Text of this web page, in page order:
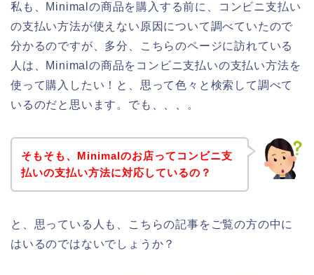
私も、Minimalの商品を購入する前に、コンビニ支払い
の支払い方法が使えない原因について調べていたので
分かるのですが、多分、こちらのページに訪れている
人は、Minimalの商品をコンビニ支払いの支払い方法を
使って購入したい！と、思って色々と検索して調べて
いるのだと思います。でも、、、。
そもそも、Minimalのお店ってコンビニ支
払いの支払い方法に対応しているの？
と、思っている人も、こちらの記事をご覧の方の中に
はいるのではないでしょうか？